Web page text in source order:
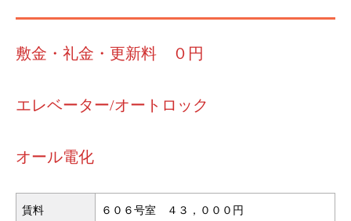
敷金・礼金・更新料 ０円
エレベーター/オートロック
オール電化
賃料 ６０６号室 ４３，０００円